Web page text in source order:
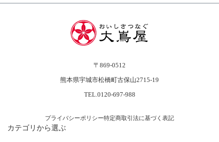
〒869-0512
熊本県宇城市松橋町古保山2715-19
TEL.0120-697-988
プライバシーポリシー特定商取引法に基づく表記
カテゴリから選ぶ